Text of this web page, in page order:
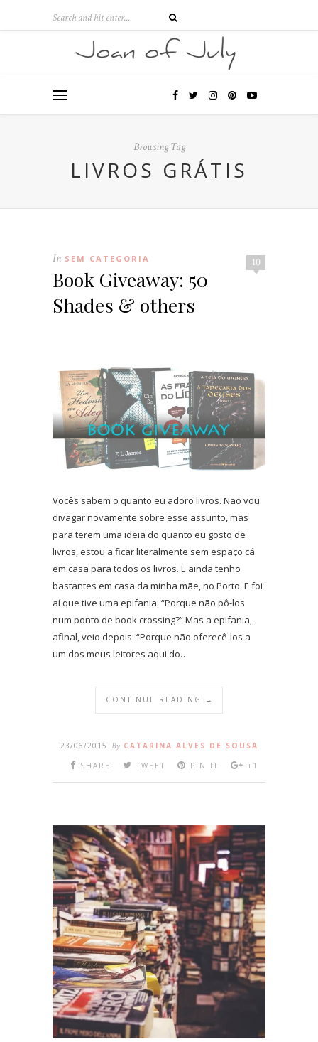
Browsing Tag
LIVROS GRÁTIS
10
In SEM CATEGORIA
Book Giveaway: 50
Shades & others
Vocês sabem o quanto eu adoro livros. Não vou
divagar novamente sobre esse assunto, mas
para terem uma ideia do quanto eu gosto de
livros, estou a ficar literalmente sem espaço cá
em casa para todos os livros. E ainda tenho
bastantes em casa da minha mãe, no Porto. E foi
aí que tive uma epifania: “Porque não pô-los
num ponto de book crossing?” Mas a epifania,
afinal, veio depois: “Porque não oferecê-los a
um dos meus leitores aqui do…
CONTINUE READING →
23/06/2015 By CATARINA ALVES DE SOUSA
SHARE
TWEET PIN IT +1